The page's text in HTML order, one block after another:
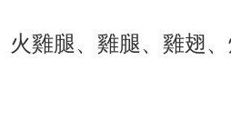
雞腿、雞腿、雞翅